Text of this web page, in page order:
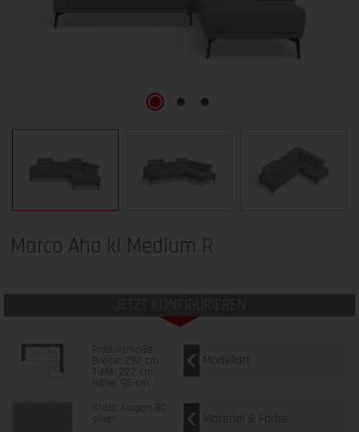
Marco Aho kl Medium R
JETZT KONFIGURIEREN
Produktmaße
Breite: 292 cm
Tiefe: 222 cm
Höhe: 95 cm
Modellart
Stoff: Aragon 80
silver Material & Farbe